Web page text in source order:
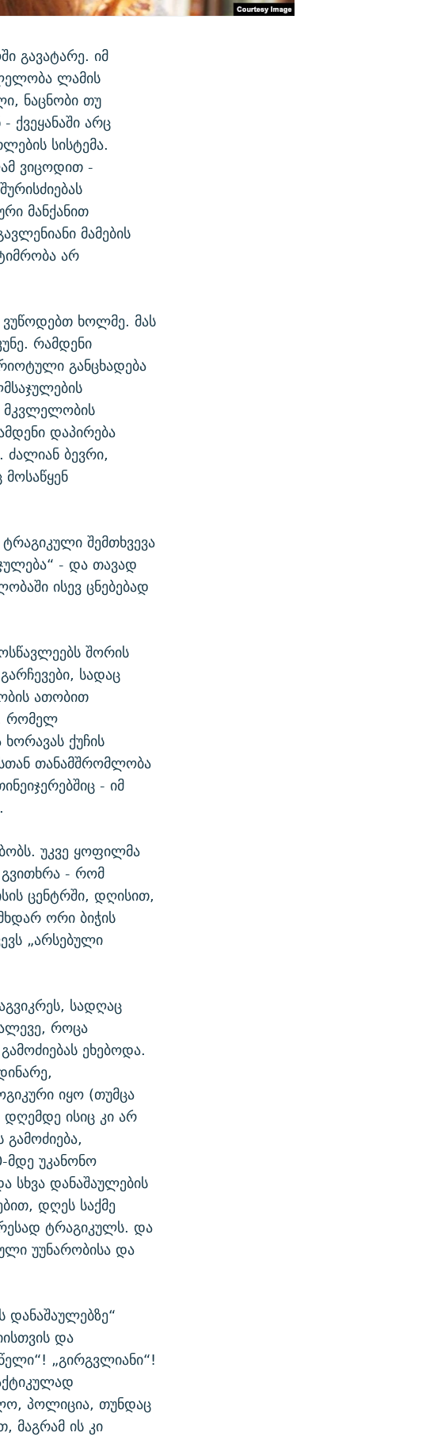
გავატარე. იმ
ლამის
ნაცნობი თუ
არც
სისტემა.
ვიცოდით -
მანქანით
მამების
არ
ხოლმე. მას
რამდენი
განცხადება
მკვლელობის
დაპირება
ბევრი,
შემთხვევა
- და თავად
ისევ ცნებებად
შორის
სადაც
ათობით
რომელ
ქუჩის
თანამშრომლობა
- იმ
უკვე ყოფილმა
- რომ
ცენტრში, დღისით,
ორი ბიჭის
„არსებული
სადღაც
როცა
ეხებოდა.
იყო (თუმცა
დღემდე ისიც კი არ
უკანონო
სხვა დანაშაულების
დღეს საქმე
ტრაგიკულს. და
უუნარობისა და
დანაშაულებზე“
და
„გირგვლიანი“!
პოლიცია, თუნდაც
მაგრამ ის კი